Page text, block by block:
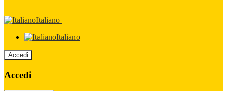
Italiano
Italiano
Accedi
Accedi